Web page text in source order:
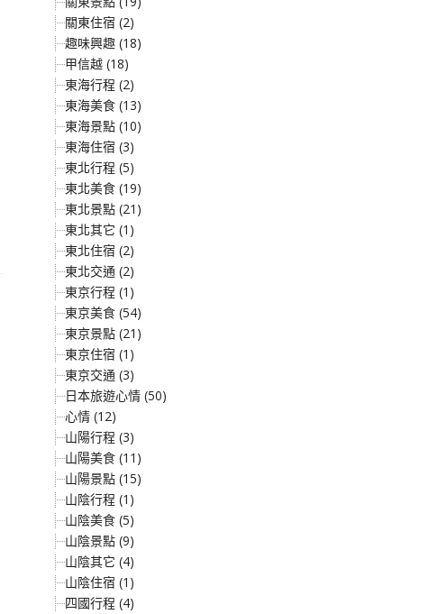
關東住宿 (2)
趣味興趣 (18)
甲信越 (18)
東海行程 (2)
東海美食 (13)
東海景點 (10)
東海住宿 (3)
東北行程 (5)
東北美食 (19)
東北景點 (21)
東北其它 (1)
東北住宿 (2)
東北交通 (2)
東京行程 (1)
東京美食 (54)
東京景點 (21)
東京住宿 (1)
東京交通 (3)
日本旅遊心情 (50)
心情 (12)
山陽行程 (3)
山陽美食 (11)
山陽景點 (15)
山陰行程 (1)
山陰美食 (5)
山陰景點 (9)
山陰其它 (4)
山陰住宿 (1)
四國行程 (4)